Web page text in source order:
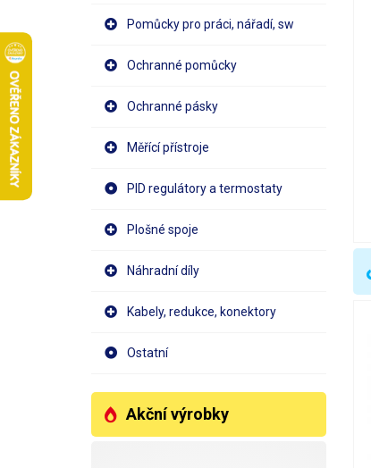
Pomůcky pro práci, nářadí, sw
Ochranné pomůcky
Ochranné pásky
Měřící přístroje
PID regulátory a termostaty
Plošné spoje
Náhradní díly
Kabely, redukce, konektory
Ostatní
Akční výrobky